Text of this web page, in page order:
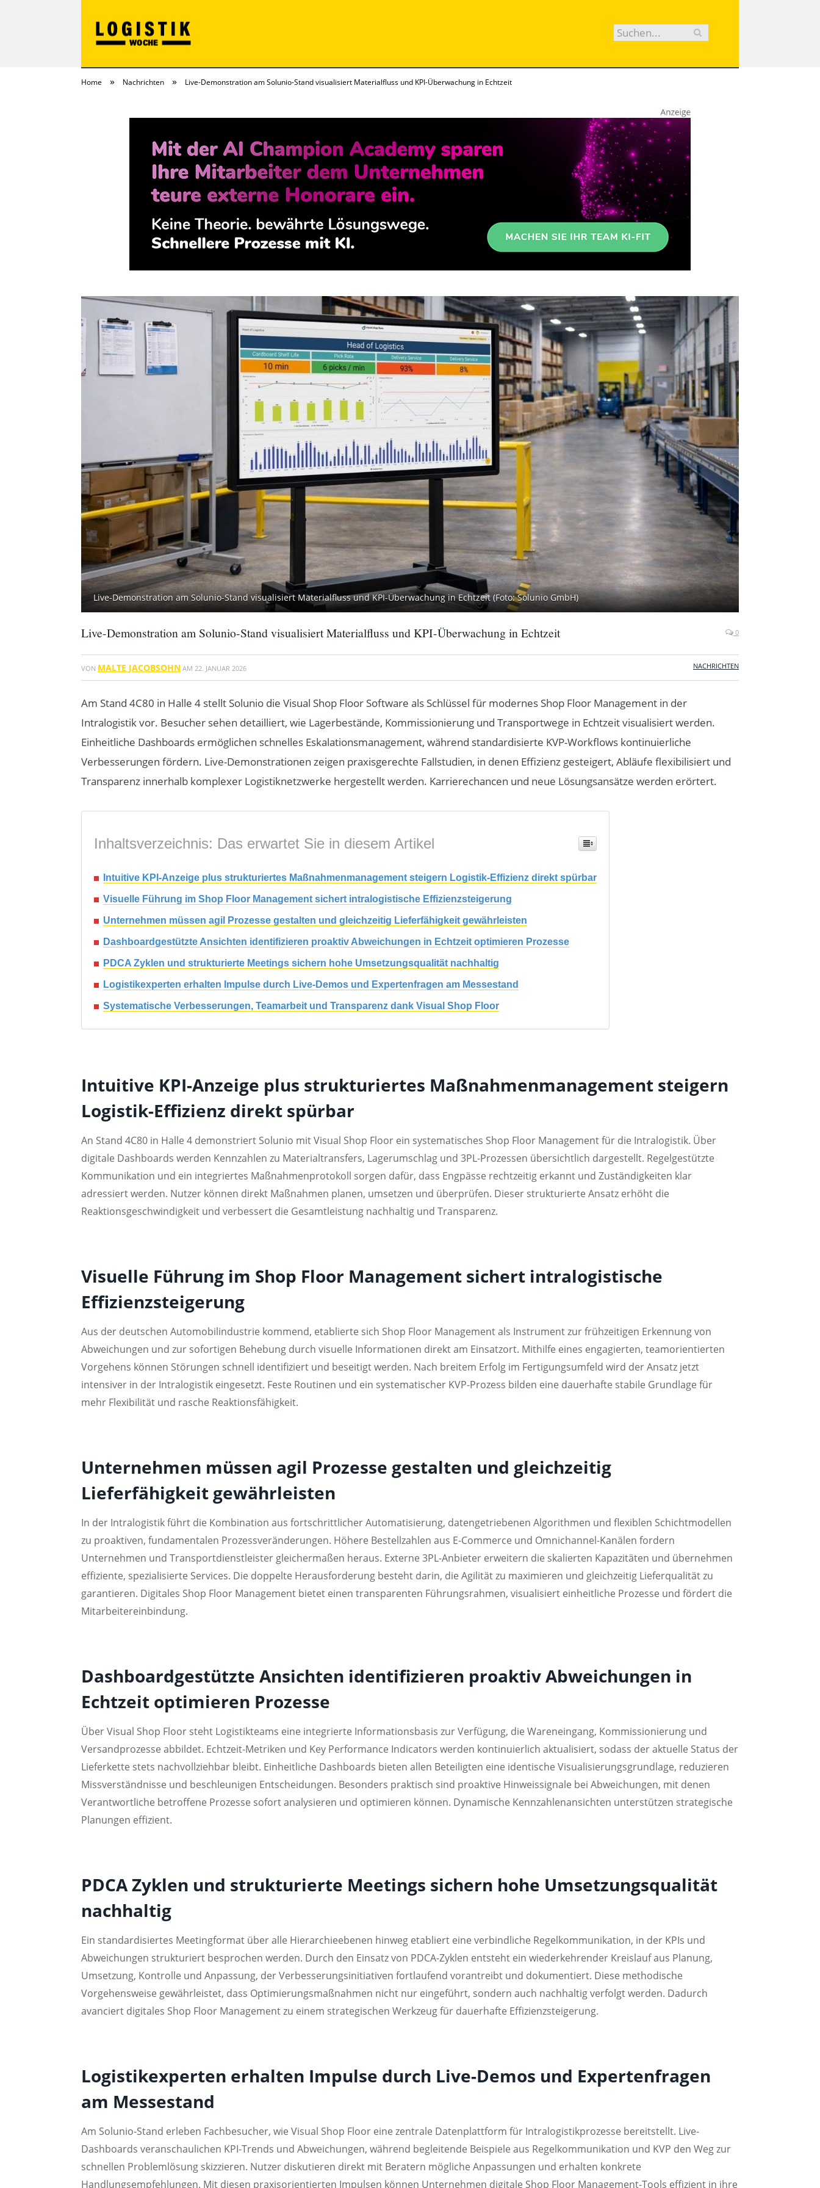
Home » Nachrichten » Live-Demonstration am Solunio-Stand visualisiert Materialfluss und KPI-Überwachung in Echtzeit
Live-Demonstration am Solunio-Stand visualisiert Materialfluss und KPI-Überwachung in Echtzeit (Foto: Solunio GmbH)
Live-Demonstration am Solunio-Stand visualisiert Materialfluss und KPI-Überwachung in Echtzeit 0
VON MALTE JACOBSOHN AM 22. JANUAR 2026 NACHRICHTEN
Am Stand 4C80 in Halle 4 stellt Solunio die Visual Shop Floor Software als Schlüssel für modernes Shop Floor Management in der
Intralogistik vor. Besucher sehen detailliert, wie Lagerbestände, Kommissionierung und Transportwege in Echtzeit visualisiert werden.
Einheitliche Dashboards ermöglichen schnelles Eskalationsmanagement, während standardisierte KVP-Workflows kontinuierliche
Verbesserungen fördern. Live-Demonstrationen zeigen praxisgerechte Fallstudien, in denen Effizienz gesteigert, Abläufe flexibilisiert und
Transparenz innerhalb komplexer Logistiknetzwerke hergestellt werden. Karrierechancen und neue Lösungsansätze werden erörtert.
Inhaltsverzeichnis: Das erwartet Sie in diesem Artikel
Intuitive KPI-Anzeige plus strukturiertes Maßnahmenmanagement steigern Logistik-Effizienz direkt spürbar
Visuelle Führung im Shop Floor Management sichert intralogistische Effizienzsteigerung
Unternehmen müssen agil Prozesse gestalten und gleichzeitig Lieferfähigkeit gewährleisten
Dashboardgestützte Ansichten identifizieren proaktiv Abweichungen in Echtzeit optimieren Prozesse
PDCA Zyklen und strukturierte Meetings sichern hohe Umsetzungsqualität nachhaltig
Logistikexperten erhalten Impulse durch Live-Demos und Expertenfragen am Messestand
Systematische Verbesserungen, Teamarbeit und Transparenz dank Visual Shop Floor
Intuitive KPI-Anzeige plus strukturiertes Maßnahmenmanagement steigern
Logistik-Effizienz direkt spürbar
An Stand 4C80 in Halle 4 demonstriert Solunio mit Visual Shop Floor ein systematisches Shop Floor Management für die Intralogistik. Über
digitale Dashboards werden Kennzahlen zu Materialtransfers, Lagerumschlag und 3PL-Prozessen übersichtlich dargestellt. Regelgestützte
Kommunikation und ein integriertes Maßnahmenprotokoll sorgen dafür, dass Engpässe rechtzeitig erkannt und Zuständigkeiten klar
adressiert werden. Nutzer können direkt Maßnahmen planen, umsetzen und überprüfen. Dieser strukturierte Ansatz erhöht die
Reaktionsgeschwindigkeit und verbessert die Gesamtleistung nachhaltig und Transparenz.
Visuelle Führung im Shop Floor Management sichert intralogistische
Effizienzsteigerung
Aus der deutschen Automobilindustrie kommend, etablierte sich Shop Floor Management als Instrument zur frühzeitigen Erkennung von
Abweichungen und zur sofortigen Behebung durch visuelle Informationen direkt am Einsatzort. Mithilfe eines engagierten, teamorientierten
Vorgehens können Störungen schnell identifiziert und beseitigt werden. Nach breitem Erfolg im Fertigungsumfeld wird der Ansatz jetzt
intensiver in der Intralogistik eingesetzt. Feste Routinen und ein systematischer KVP-Prozess bilden eine dauerhafte stabile Grundlage für
mehr Flexibilität und rasche Reaktionsfähigkeit.
Unternehmen müssen agil Prozesse gestalten und gleichzeitig
Lieferfähigkeit gewährleisten
In der Intralogistik führt die Kombination aus fortschrittlicher Automatisierung, datengetriebenen Algorithmen und flexiblen Schichtmodellen
zu proaktiven, fundamentalen Prozessveränderungen. Höhere Bestellzahlen aus E-Commerce und Omnichannel-Kanälen fordern
Unternehmen und Transportdienstleister gleichermaßen heraus. Externe 3PL-Anbieter erweitern die skalierten Kapazitäten und übernehmen
effiziente, spezialisierte Services. Die doppelte Herausforderung besteht darin, die Agilität zu maximieren und gleichzeitig Lieferqualität zu
garantieren. Digitales Shop Floor Management bietet einen transparenten Führungsrahmen, visualisiert einheitliche Prozesse und fördert die
Mitarbeitereinbindung.
Dashboardgestützte Ansichten identifizieren proaktiv Abweichungen in
Echtzeit optimieren Prozesse
Über Visual Shop Floor steht Logistikteams eine integrierte Informationsbasis zur Verfügung, die Wareneingang, Kommissionierung und
Versandprozesse abbildet. Echtzeit-Metriken und Key Performance Indicators werden kontinuierlich aktualisiert, sodass der aktuelle Status der
Lieferkette stets nachvollziehbar bleibt. Einheitliche Dashboards bieten allen Beteiligten eine identische Visualisierungsgrundlage, reduzieren
Missverständnisse und beschleunigen Entscheidungen. Besonders praktisch sind proaktive Hinweissignale bei Abweichungen, mit denen
Verantwortliche betroffene Prozesse sofort analysieren und optimieren können. Dynamische Kennzahlenansichten unterstützen strategische
Planungen effizient.
PDCA Zyklen und strukturierte Meetings sichern hohe Umsetzungsqualität
nachhaltig
Ein standardisiertes Meetingformat über alle Hierarchieebenen hinweg etabliert eine verbindliche Regelkommunikation, in der KPIs und
Abweichungen strukturiert besprochen werden. Durch den Einsatz von PDCA-Zyklen entsteht ein wiederkehrender Kreislauf aus Planung,
Umsetzung, Kontrolle und Anpassung, der Verbesserungsinitiativen fortlaufend vorantreibt und dokumentiert. Diese methodische
Vorgehensweise gewährleistet, dass Optimierungsmaßnahmen nicht nur eingeführt, sondern auch nachhaltig verfolgt werden. Dadurch
avanciert digitales Shop Floor Management zu einem strategischen Werkzeug für dauerhafte Effizienzsteigerung.
Logistikexperten erhalten Impulse durch Live-Demos und Expertenfragen
am Messestand
Am Solunio-Stand erleben Fachbesucher, wie Visual Shop Floor eine zentrale Datenplattform für Intralogistikprozesse bereitstellt. Live-
Dashboards veranschaulichen KPI-Trends und Abweichungen, während begleitende Beispiele aus Regelkommunikation und KVP den Weg zur
schnellen Problemlösung skizzieren. Nutzer diskutieren direkt mit Beratern mögliche Anpassungen und erhalten konkrete
Handlungsempfehlungen. Mit diesen praxisorientierten Impulsen können Unternehmen digitale Shop Floor Management-Tools effizient in ihre